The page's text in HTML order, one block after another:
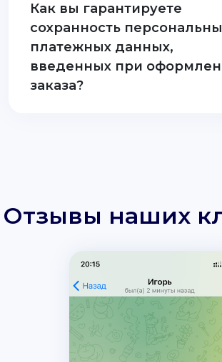
Как вы гарантируете
сохранность
платежных данных,
введенных при
заказа?
Отзывы наших